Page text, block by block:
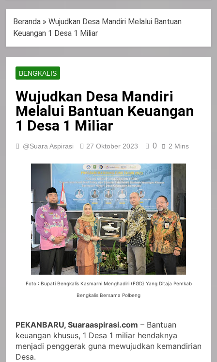
Beranda » Wujudkan Desa Mandiri Melalui Bantuan
Keuangan 1 Desa 1 Miliar
BENGKALIS
Wujudkan Desa Mandiri
Melalui Bantuan Keuangan
1 Desa 1 Miliar
@Suara Aspirasi 27 Oktober 2023 0 2 Mins
Foto : Bupati Bengkalis Kasmarni Menghadiri (FGD) Yang Ditaja Pemkab
Bengkalis Bersama Polbeng
PEKANBARU, Suaraaspirasi.com – Bantuan
keuangan khusus, 1 Desa 1 miliar hendaknya
menjadi penggerak guna mewujudkan kemandirian
Desa.